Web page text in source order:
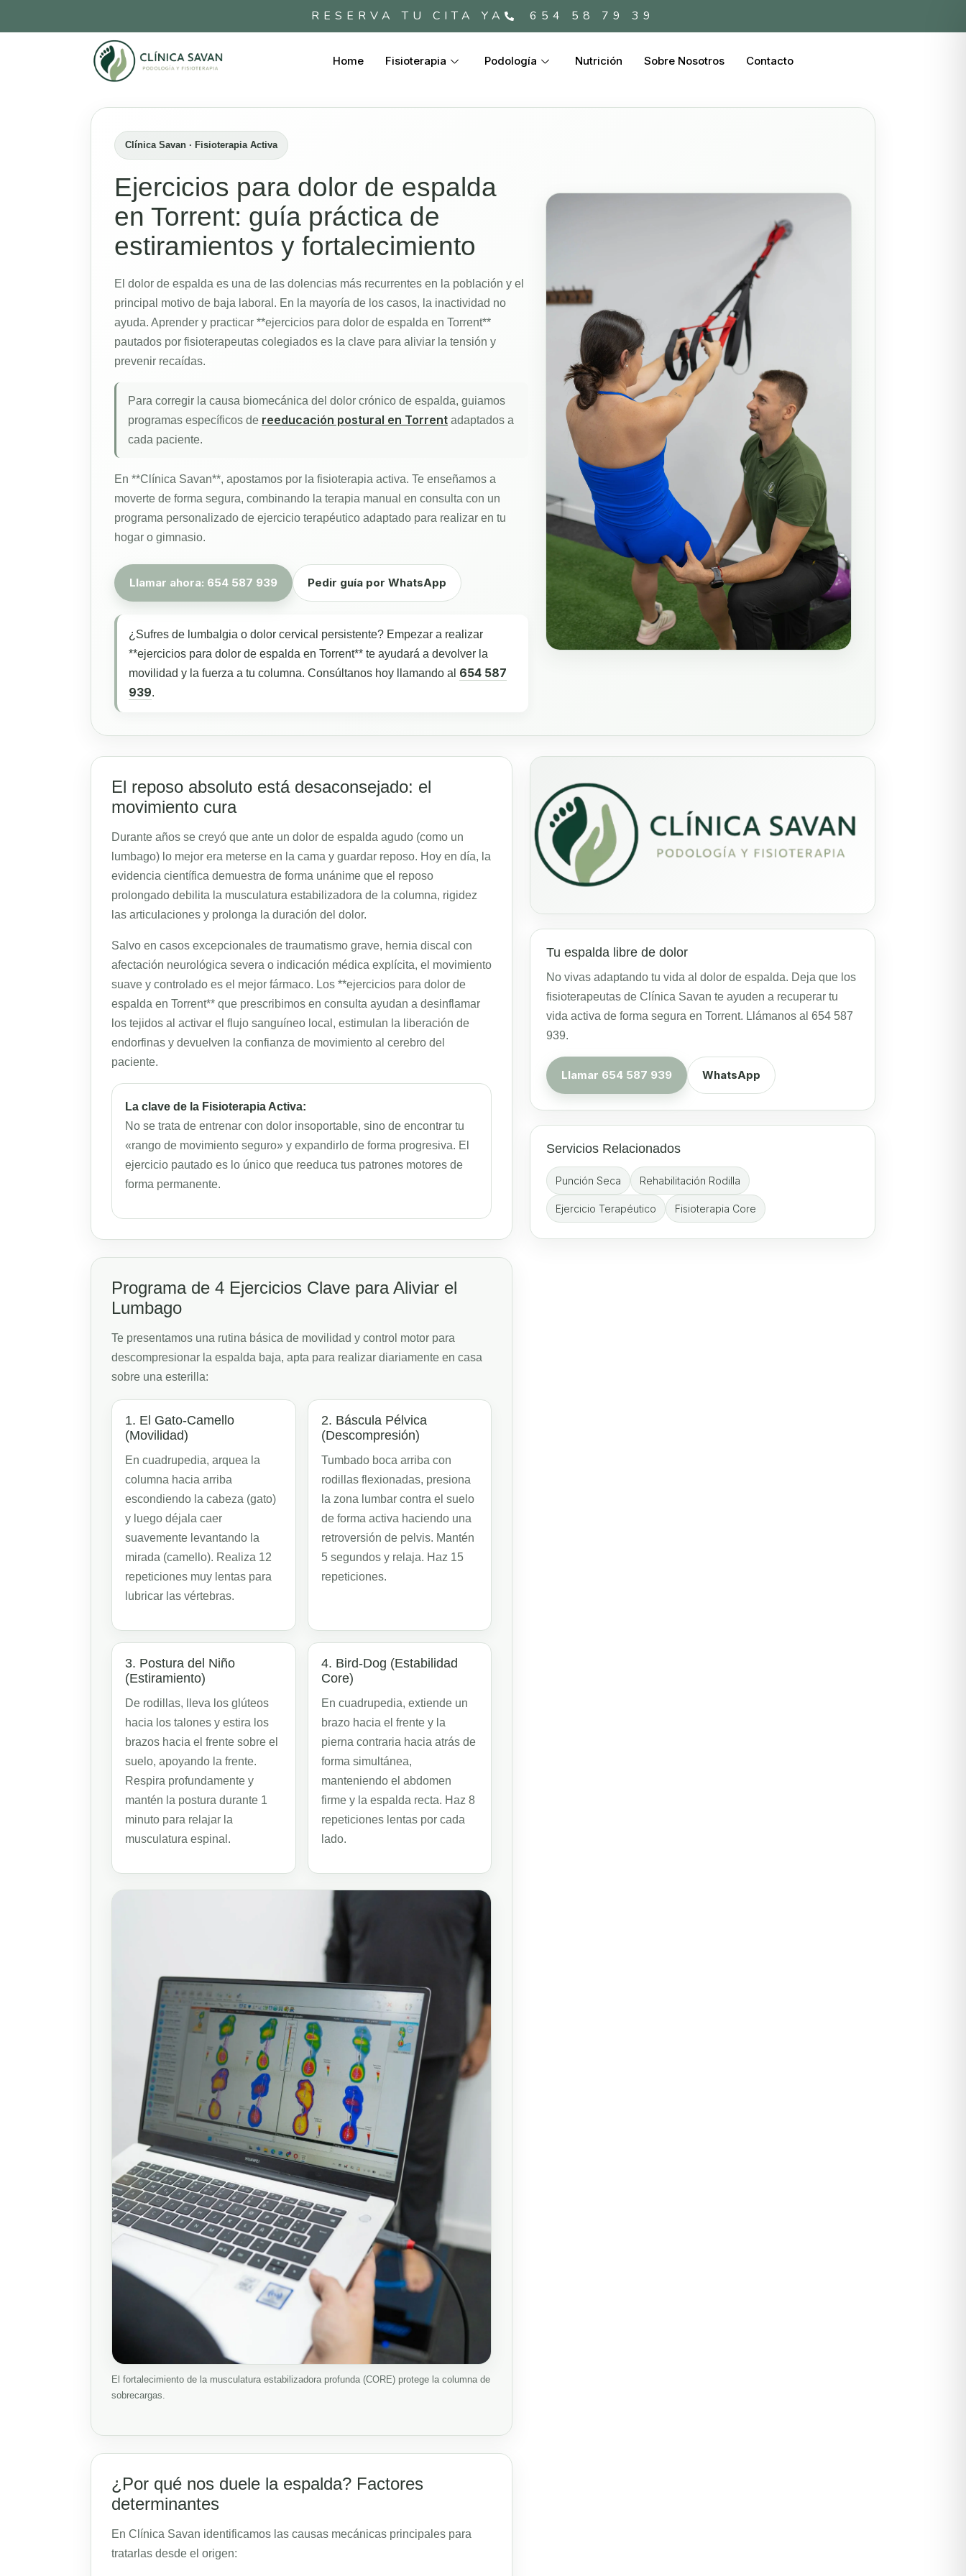
RESERVA TU CITA YA 654 58 79 39
Home Fisioterapia Podología Nutrición Sobre Nosotros Contacto
Clínica Savan · Fisioterapia Activa
Ejercicios para dolor de espalda
en Torrent: guía práctica de
estiramientos y fortalecimiento
El dolor de espalda es una de las dolencias más recurrentes en la población y el
principal motivo de baja laboral. En la mayoría de los casos, la inactividad no
ayuda. Aprender y practicar **ejercicios para dolor de espalda en Torrent**
pautados por fisioterapeutas colegiados es la clave para aliviar la tensión y
prevenir recaídas.
Para corregir la causa biomecánica del dolor crónico de espalda, guiamos
programas específicos de reeducación postural en Torrent adaptados a
cada paciente.
En **Clínica Savan**, apostamos por la fisioterapia activa. Te enseñamos a
moverte de forma segura, combinando la terapia manual en consulta con un
programa personalizado de ejercicio terapéutico adaptado para realizar en tu
hogar o gimnasio.
Llamar ahora: 654 587 939 Pedir guía por WhatsApp
¿Sufres de lumbalgia o dolor cervical persistente? Empezar a realizar
**ejercicios para dolor de espalda en Torrent** te ayudará a devolver la
movilidad y la fuerza a tu columna. Consúltanos hoy llamando al 654 587
939.
El reposo absoluto está desaconsejado: el
movimiento cura
Durante años se creyó que ante un dolor de espalda agudo (como un
lumbago) lo mejor era meterse en la cama y guardar reposo. Hoy en día, la
evidencia científica demuestra de forma unánime que el reposo
prolongado debilita la musculatura estabilizadora de la columna, rigidez
las articulaciones y prolonga la duración del dolor.
Salvo en casos excepcionales de traumatismo grave, hernia discal con
afectación neurológica severa o indicación médica explícita, el movimiento
suave y controlado es el mejor fármaco. Los **ejercicios para dolor de
espalda en Torrent** que prescribimos en consulta ayudan a desinflamar
los tejidos al activar el flujo sanguíneo local, estimulan la liberación de
endorfinas y devuelven la confianza de movimiento al cerebro del
paciente.
La clave de la Fisioterapia Activa:
No se trata de entrenar con dolor insoportable, sino de encontrar tu
«rango de movimiento seguro» y expandirlo de forma progresiva. El
ejercicio pautado es lo único que reeduca tus patrones motores de
forma permanente.
Programa de 4 Ejercicios Clave para Aliviar el
Lumbago
Te presentamos una rutina básica de movilidad y control motor para
descompresionar la espalda baja, apta para realizar diariamente en casa
sobre una esterilla:
1. El Gato-Camello
(Movilidad)
En cuadrupedia, arquea la
columna hacia arriba
escondiendo la cabeza (gato)
y luego déjala caer
suavemente levantando la
mirada (camello). Realiza 12
repeticiones muy lentas para
lubricar las vértebras.
2. Báscula Pélvica
(Descompresión)
Tumbado boca arriba con
rodillas flexionadas, presiona
la zona lumbar contra el suelo
de forma activa haciendo una
retroversión de pelvis. Mantén
5 segundos y relaja. Haz 15
repeticiones.
3. Postura del Niño
(Estiramiento)
De rodillas, lleva los glúteos
hacia los talones y estira los
brazos hacia el frente sobre el
suelo, apoyando la frente.
Respira profundamente y
mantén la postura durante 1
minuto para relajar la
musculatura espinal.
4. Bird-Dog (Estabilidad
Core)
En cuadrupedia, extiende un
brazo hacia el frente y la
pierna contraria hacia atrás de
forma simultánea,
manteniendo el abdomen
firme y la espalda recta. Haz 8
repeticiones lentas por cada
lado.
El fortalecimiento de la musculatura estabilizadora profunda (CORE) protege la columna de
sobrecargas.
¿Por qué nos duele la espalda? Factores
determinantes
En Clínica Savan identificamos las causas mecánicas principales para
tratarlas desde el origen:
Tu espalda libre de dolor
No vivas adaptando tu vida al dolor de espalda. Deja que los
fisioterapeutas de Clínica Savan te ayuden a recuperar tu
vida activa de forma segura en Torrent. Llámanos al 654 587
939.
Llamar 654 587 939 WhatsApp
Servicios Relacionados
Punción Seca Rehabilitación Rodilla
Ejercicio Terapéutico Fisioterapia Core